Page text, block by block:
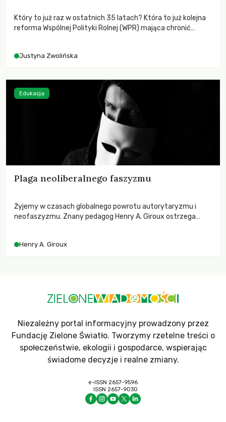
Który to już raz w ostatnich 35 latach? Która to już kolejna
reforma Wspólnej Polityki Rolnej (WPR) mająca chronić
Justyna Zwolińska
Plaga neoliberalnego faszyzmu
Żyjemy w czasach globalnego powrotu autorytaryzmu i
neofaszyzmu. Znany pedagog Henry A. Giroux ostrzega
wychowają świadomych obywateli?
Henry A. Giroux
Edukacja
Niezależny portal informacyjny prowadzony przez
Fundację Zielone Światło. Tworzymy rzetelne treści o
społeczeństwie, ekologii i gospodarce, wspierając
świadome decyzje i realne zmiany.
e-ISSN 2657-9596
ISSN 2657-9030